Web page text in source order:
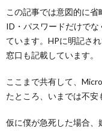
この記事では意図的に
ID・パスワードだけで
ています。HPに明記さ
窓口も記載しています。
ここまで共有して、
たところ、いまでは不安
仮に僕が急死した場合、